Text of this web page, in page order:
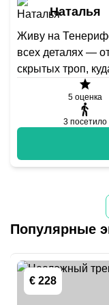
Наталья
Живу на
всех деталях —
скрытых троп,
5оценка
3 посетило
Популярные
€ 228